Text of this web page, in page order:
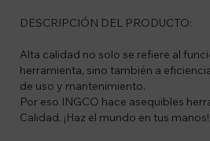
DESCRIPCIÓN DEL PRODUCTO:
Alta calidad no solo se refiere al
herramienta, sino también a
de uso y mantenimiento.
Por eso INGCO hace asequibles
Calidad. ¡Haz el mundo en tus manos!